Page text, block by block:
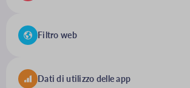
Filtro web
Dati di utilizzo delle app